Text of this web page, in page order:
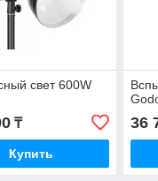
свет 600W
₸
Купить
36